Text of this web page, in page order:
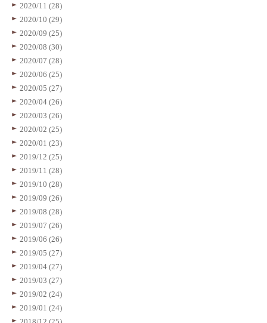
2020/11 (28)
2020/10 (29)
2020/09 (25)
2020/08 (30)
2020/07 (28)
2020/06 (25)
2020/05 (27)
2020/04 (26)
2020/03 (26)
2020/02 (25)
2020/01 (23)
2019/12 (25)
2019/11 (28)
2019/10 (28)
2019/09 (26)
2019/08 (28)
2019/07 (26)
2019/06 (26)
2019/05 (27)
2019/04 (27)
2019/03 (27)
2019/02 (24)
2019/01 (24)